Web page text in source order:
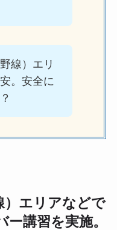
線）エリ
。安全に
）エリアなどで
講習を実施。